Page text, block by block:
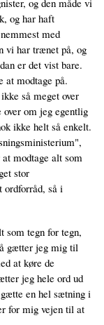
og den måde vi
og har haft
med
vi har trænet på, og
er det vist bare.
at modtage på.
så meget over
om jeg egentlig
ikke helt så enkelt.
modtage alt som
stor
ordforråd, så i
som tegn for tegn,
gætter jeg mig til
at køre de
jeg hele ord ud
en hel sætning i
for mig vejen til at